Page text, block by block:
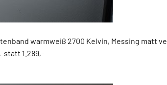
warmweiß 2700 Kelvin, Messing matt
statt 1.289,-